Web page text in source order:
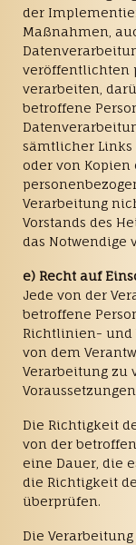
der
Maßnahmen,
veröffentlichten
verarbeiten,
betroffene
sämtlicher Links
oder von
Verarbeitung
Vorstands des
das Notwendige
e) Recht auf
Jede von der
betroffene
Richtlinien- und
von dem
Verarbeitung zu
Die Richtigkeit
von der
eine Dauer, die
die Richtigkeit
überprüfen.
Die